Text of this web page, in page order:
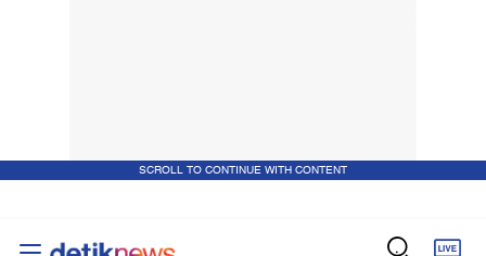
SCROLL TO CONTINUE WITH CONTENT